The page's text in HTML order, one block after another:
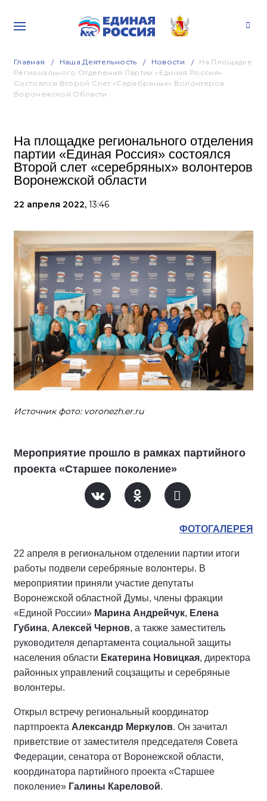
Главная Наша Деятельность Новости
На Площадке
Регионального Отделения Партии «Единая Россия»
Состоялся Второй Слет «серебряных» Волонтеров
Воронежской Области
На площадке регионального отделения
партии «Единая Россия» состоялся
Второй слет «серебряных» волонтеров
Воронежской области
22 апреля 2022, 13:46
Источник фото: voronezh.er.ru
Мероприятие прошло в рамках партийного
проекта «Старшее поколение»
ФОТОГАЛЕРЕЯ
22 апреля в региональном отделении партии итоги
работы подвели серебряные волонтеры. В
мероприятии приняли участие депутаты
Воронежской областной Думы, члены фракции
«Единой России» Марина Андрейчук, Елена
Губина, Алексей Чернов, а также заместитель
руководителя департамента социальной защиты
населения области Екатерина Новицкая, директора
районных управлений соцзащиты и серебряные
волонтеры.
Открыл встречу региональный координатор
партпроекта Александр Меркулов. Он зачитал
приветствие от заместителя председателя Совета
Федерации, сенатора от Воронежской области,
координатора партийного проекта «Старшее
поколение» Галины Кареловой.